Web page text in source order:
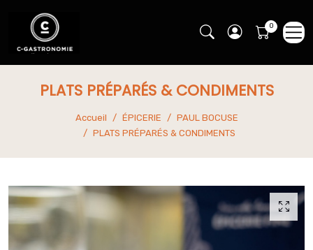
PLATS PRÉPARÉS & CONDIMENTS
Accueil ÉPICERIE
PAUL BOCUSE
PLATS PRÉPARÉS & CONDIMENTS